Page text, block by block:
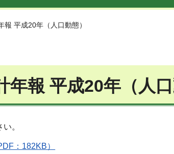
報 平成20年（人口動態）
年報 平成20年（人
。
：182KB）